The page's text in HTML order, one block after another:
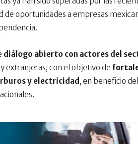
oportunidades a empresas
diálogo abierto con actores del
extranjeras, con el objetivo de
y electricidad , en beneficio